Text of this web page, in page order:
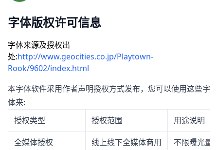
字体版权许可信息
字体来源及授权出
处:http://www.geocities.co.jp/Playtown-
Rook/9602/index.html
本字体软件采用作者声明授权方式发布，您可以使用这些字
体来:
授权类型
授权范围 用途说明
全媒体授权 线上线下全媒体商用 不限曝光量